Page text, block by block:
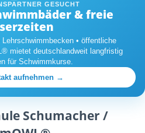
GESUCHT
& freie
Lehrschwimmbecken • öffentliche
mietet deutschlandweit langfristig
für Schwimmkurse.
aufnehmen →
Schumacher /